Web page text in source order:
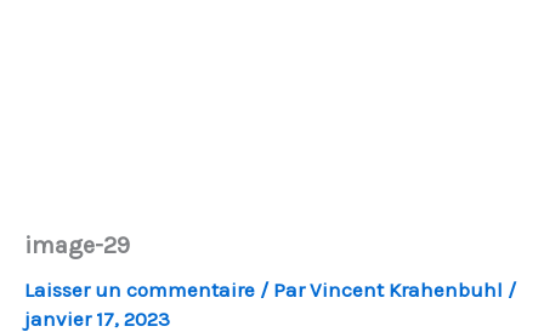
image-29
Laisser un commentaire / ParVincent Krahenbuhl /
janvier 17, 2023